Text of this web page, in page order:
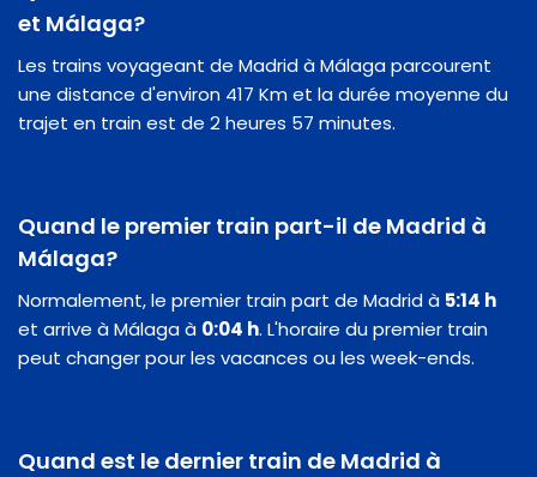
et Málaga?
Les trains voyageant de Madrid à Málaga parcourent
une distance d'environ 417 Km et la durée moyenne du
trajet en train est de 2 heures 57 minutes.
Quand le premier train part-il de Madrid à
Málaga?
Normalement, le premier train part de Madrid à 5:14 h
et arrive à Málaga à 0:04 h. L'horaire du premier train
peut changer pour les vacances ou les week-ends.
Quand est le dernier train de Madrid à